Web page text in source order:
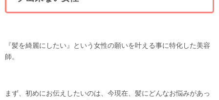
『髪を綺麗にしたい』という女性の願いを叶える事に特化した美容
師。
まず、初めにお伝えしたいのは、今現在、髪にどんなお悩みがあっ